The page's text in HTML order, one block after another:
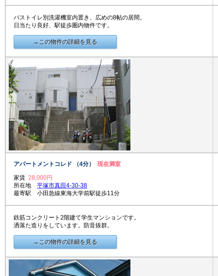
バストイレ別洗濯機室内置き、広めの8帖の居間。
日当たり良好、駅徒歩圏内物件です。
→この物件の詳細を見る
アパートメントコレド （4分） 現在満室
家賃 28,000円
所在地 平塚市真田4-30-38
最寄駅 小田急線東海大学前駅徒歩11分
鉄筋コンクリート2階建て学生マンションです。
洒落た造りをしています。防音抜群。
→この物件の詳細を見る